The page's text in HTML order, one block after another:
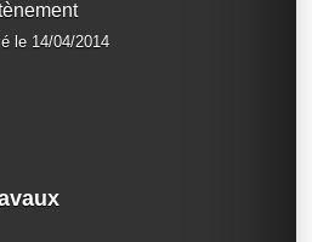
le 14/04/2014